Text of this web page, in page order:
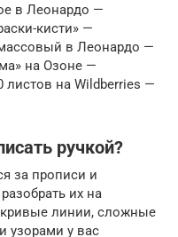
в Леонардо —
кисти» —
в Леонардо —
на Озоне —
листов на Wildberries —
ручкой?
за прописи и
их на
линии, сложные
узорами у вас